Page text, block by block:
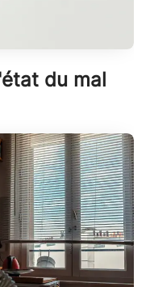
du mal